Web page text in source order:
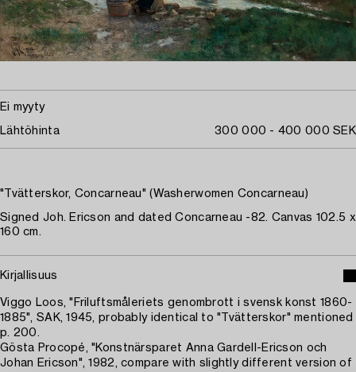
Ei myyty
Lähtöhinta 300 000 - 400 000 SEK
"Tvätterskor, Concarneau" (Washerwomen Concarneau)
Signed Joh. Ericson and dated Concarneau -82. Canvas 102.5 x
160 cm.
Kirjallisuus
Viggo Loos, "Friluftsmåleriets genombrott i svensk konst 1860-
1885", SAK, 1945, probably identical to "Tvätterskor" mentioned
p. 200.
Gösta Procopé, "Konstnärsparet Anna Gardell-Ericson och
Johan Ericson", 1982, compare with slightly different version of